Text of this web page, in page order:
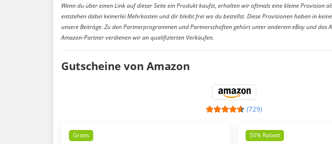
Wenn du über einen Link auf dieser Seite ein Produkt kaufst, erhalten wir oftmals eine kleine Provision
entstehen dabei keinerlei Mehrkosten und dir bleibt frei wo du bestellst. Diese Provisionen haben in
unsere Beiträge. Zu den Partnerprogrammen und Partnerschaften gehört unter anderem eBay und das
Amazon-Partner verdienen wir an qualifizierten Verkäufen.
Gutscheine von Amazon
(729)
Gratis 50% Rabatt